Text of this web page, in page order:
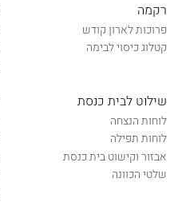
רקמה
פרוכות לארון קודש
קטלוג כיסוי לבימה
שילוט לבית כנסת
לוחות הנצחה
לוחות תפילה
אבזור וקישוט בית כנסת
שלטי הכוונה